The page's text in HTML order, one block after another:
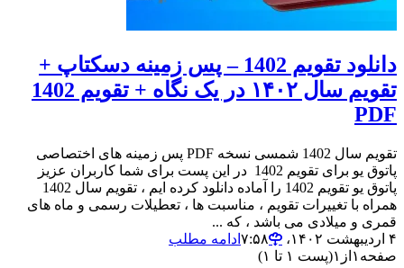
دانلود تقویم 1402 – پس زمینه دسکتاپ +
تقویم سال ۱۴۰۲ در یک نگاه + تقویم 1402
PDF
تقویم سال 1402 شمسی نسخه PDF پس زمینه های اختصاصی
پاتوق یو برای تقویم 1402 در این پست برای شما کاربران عزیز
پاتوق یو تقویم 1402 را آماده دانلود کرده ایم ، تقویم سال 1402
همراه با تغییرات تقویم ، مناسبت ها ، تعطیلات رسمی و ماه های
قمری و میلادی می باشد ، که ...
۴ اردیبهشت ۱۴۰۲،‏ ۷:۵۸
ادامه مطلب
صفحه ۱ از ۱(پست ۱ تا ۱)